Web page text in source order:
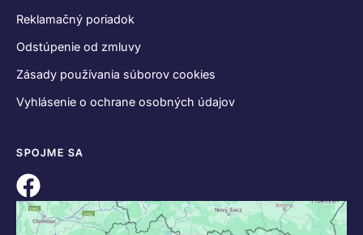
Reklamačný poriadok
Odstúpenie od zmluvy
Zásady používania súborov cookies
Vyhlásenie o ochrane osobných údajov
SPOJME SA